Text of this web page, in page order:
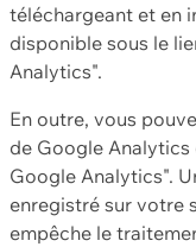
téléchargeant et en
disponible sous le
Analytics".
En outre, vous
de Google Analytics
Google Analytics".
enregistré sur votre
empêche le